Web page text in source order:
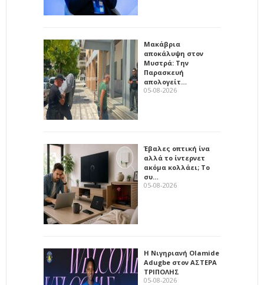
Μακάβρια
αποκάλυψη στον
Μυστρά: Την
Παρασκευή
απολογείτ…
05-08-2026
Έβαλες οπτική ίνα
αλλά το ίντερνετ
ακόμα κολλάει; Το
συ…
05-08-2026
Η Νιγηριανή Olamide
Adugbe στον ΑΣΤΕΡΑ
ΤΡΙΠΟΛΗΣ
05-08-2026